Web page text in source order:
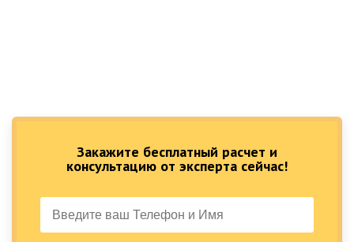
Закажите бесплатный расчет и
консультацию от эксперта сейчас!